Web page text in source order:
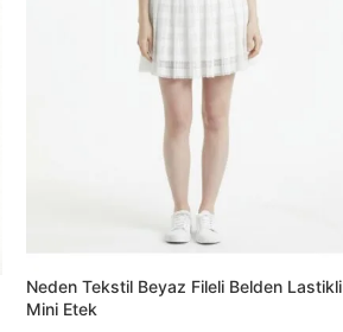
Neden Tekstil Beyaz Fileli Belden Lastikli
Mini Etek